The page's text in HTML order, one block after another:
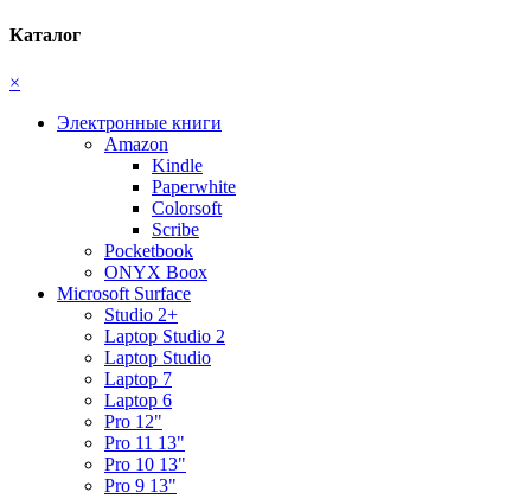
Каталог
×
Электронные книги
Amazon
Kindle
Paperwhite
Colorsoft
Scribe
Pocketbook
ONYX Boox
Microsoft Surface
Studio 2+
Laptop Studio 2
Laptop Studio
Laptop 7
Laptop 6
Pro 12"
Pro 11 13"
Pro 10 13"
Pro 9 13"